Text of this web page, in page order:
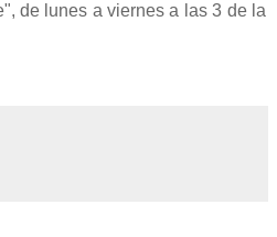
de lunes a viernes a las 3 de la